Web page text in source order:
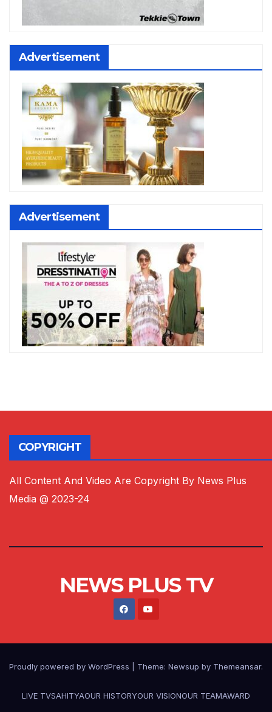
Advertisement
Advertisement
COPYRIGHT
All Content And Video Are Copyright By News Plus
Media @ 2023-24
NEWS PLUS TV
Proudly powered by WordPress Theme: Newsup by Themeansar.
LIVE TVSAHITYAOUR HISTORYOUR VISIONOUR TEAMAWARD